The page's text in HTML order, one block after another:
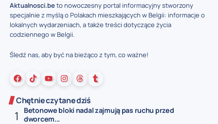
Aktualnosci.beto nowoczesny portal informacyjny stworzony
specjalnie z myślą o Polakach mieszkających w Belgii: informacje o
lokalnych wydarzeniach, a także treści dotyczące życia
codziennego w Belgii.
Śledź nas, aby być na bieżąco z tym, co ważne!
Chętnie czytane dziś
Betonowe bloki nadal zajmują pas ruchu przed
dworcem...